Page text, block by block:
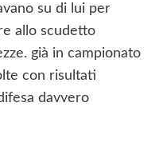
su di lui per
allo scudetto
già in campionato
con risultati
davvero